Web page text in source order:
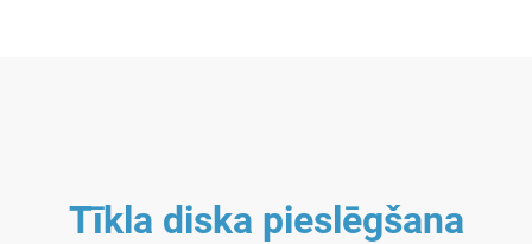
Tīkla diska pieslēgšana